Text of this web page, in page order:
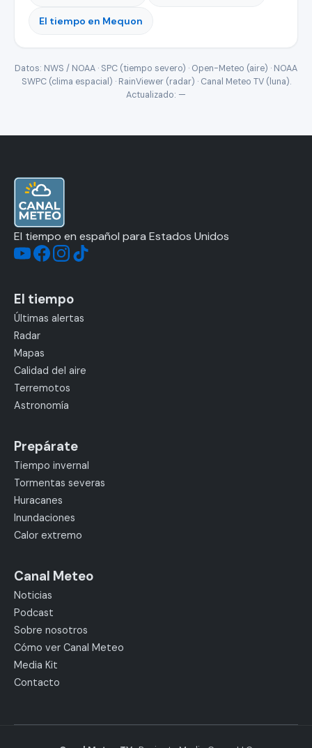
El tiempo en Mequon
Datos: NWS / NOAA · SPC (tiempo severo) · Open-Meteo (aire) · NOAA
SWPC (clima espacial) · RainViewer (radar) · Canal Meteo TV (luna).
Actualizado: —
El tiempo en español para Estados Unidos
El tiempo
Últimas alertas
Radar
Mapas
Calidad del aire
Terremotos
Astronomía
Prepárate
Tiempo invernal
Tormentas severas
Huracanes
Inundaciones
Calor extremo
Canal Meteo
Noticias
Podcast
Sobre nosotros
Cómo ver Canal Meteo
Media Kit
Contacto